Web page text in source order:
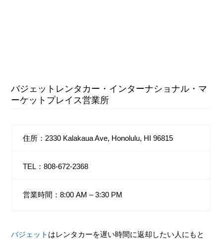
バジェットレンタカー・インターナショナル・マ
ーケットプレイス営業所
住所：2330 Kalakaua Ave, Honolulu, HI 96815
TEL：808-672-2368
営業時間：8:00 AM – 3:30 PM
バジェット はレンタカーを遅い時間に返却したい人にもと